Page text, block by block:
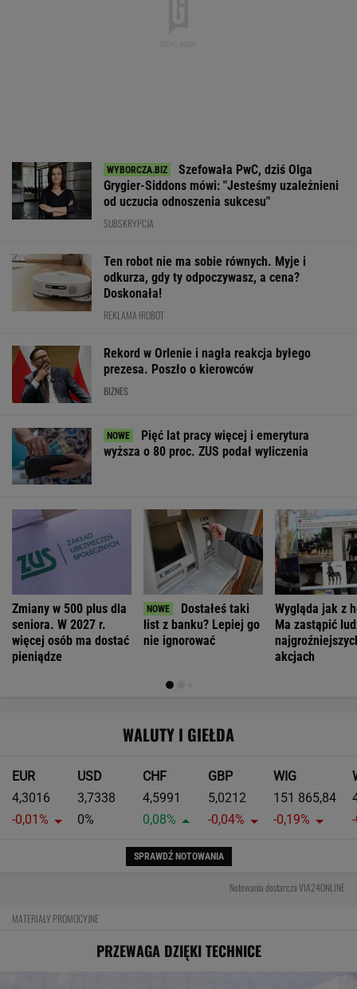
Szefowała PwC, dziś Olga
Grygier-Siddons mówi: "Jesteśmy uzależnieni
od uczucia odnoszenia sukcesu"
SUBSKRYPCJA
Ten robot nie ma sobie równych. Myje i
odkurza, gdy ty odpoczywasz, a cena?
Doskonała!
REKLAMA IROBOT
Rekord w Orlenie i nagła reakcja byłego
prezesa. Poszło o kierowców
BIZNES
Pięć lat pracy więcej i emerytura
wyższa o 80 proc. ZUS podał wyliczenia
Zmiany w 500 plus dla
seniora. W 2027 r.
więcej osób ma dostać
pieniądze
Dostałeś taki
list z banku? Lepiej go
nie ignorować
Wygląda jak z
Ma zastąpić
akcjach
WALUTY I GIEŁDA
EUR
4,3016
-0,01%
USD
3,7338
0%
CHF
4,5991
0,08%
GBP
5,0212
-0,04%
WIG
151 865,84
-0,19%
SPRAWDŹ NOTOWANIA
Notowania dostarcza VIA24ONLINE
MATERIAŁY PROMOCYJNE
PRZEWAGA DZIĘKI TECHNICE